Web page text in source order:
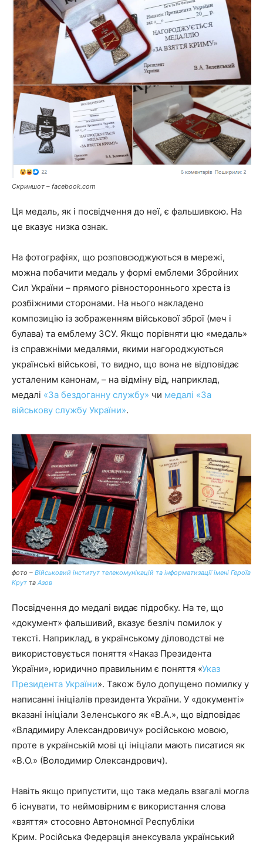
Скриншот – facebook.com
Ця медаль, як і посвідчення до неї, є фальшивкою. На
це вказує низка ознак.
На фотографіях, що розповсюджуються в мережі,
можна побачити медаль у формі емблеми Збройних
Сил України – прямого рівностороннього хреста із
розбіжними сторонами. На нього накладено
композицію із зображенням військової зброї (меч і
булава) та емблему ЗСУ. Якщо порівняти цю «медаль»
із справжніми медалями, якими нагороджуються
українські військові, то видно, що вона не відповідає
усталеним канонам, – на відміну від, наприклад,
медалі «За бездоганну службу» чи медалі «За
військову службу України».
фото – Військовий інститут телекомунікацій та інформатизації імені Героїв
Крут та Азов
Посвідчення до медалі видає підробку. На те, що
«документ» фальшивий, вказує безліч помилок у
тексті. Наприклад, в українському діловодстві не
використовується поняття «Наказ Президента
України», юридично правильним є поняття «Указ
Президента України». Також було допущено помилку у
написанні ініціалів президента України. У «документі»
вказані ініціали Зеленського як «В.А.», що відповідає
«Владимиру Александровичу» російською мовою,
проте в українській мові ці ініціали мають писатися як
«В.О.» (Володимир Олександрович).
Навіть якщо припустити, що така медаль взагалі могла
б існувати, то неймовірним є використання слова
«взяття» стосовно Автономної Республіки
Крим. Російська Федерація анексувала український